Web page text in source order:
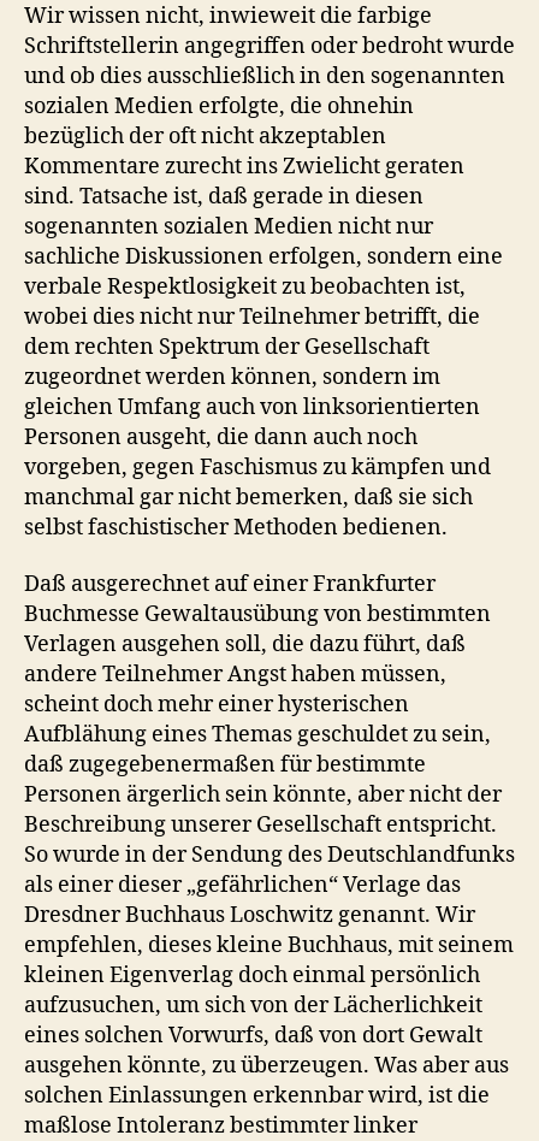
Wir wissen nicht, inwieweit die farbige
Schriftstellerin angegriffen oder bedroht wurde
und ob dies ausschließlich in den sogenannten
sozialen Medien erfolgte, die ohnehin
bezüglich der oft nicht akzeptablen
Kommentare zurecht ins Zwielicht geraten
sind. Tatsache ist, daß gerade in diesen
sogenannten sozialen Medien nicht nur
sachliche Diskussionen erfolgen, sondern eine
verbale Respektlosigkeit zu beobachten ist,
wobei dies nicht nur Teilnehmer betrifft, die
dem rechten Spektrum der Gesellschaft
zugeordnet werden können, sondern im
gleichen Umfang auch von linksorientierten
Personen ausgeht, die dann auch noch
vorgeben, gegen Faschismus zu kämpfen und
manchmal gar nicht bemerken, daß sie sich
selbst faschistischer Methoden bedienen.
Daß ausgerechnet auf einer Frankfurter
Buchmesse Gewaltausübung von bestimmten
Verlagen ausgehen soll, die dazu führt, daß
andere Teilnehmer Angst haben müssen,
scheint doch mehr einer hysterischen
Aufblähung eines Themas geschuldet zu sein,
daß zugegebenermaßen für bestimmte
Personen ärgerlich sein könnte, aber nicht der
Beschreibung unserer Gesellschaft entspricht.
So wurde in der Sendung des Deutschlandfunks
als einer dieser „gefährlichen“ Verlage das
Dresdner Buchhaus Loschwitz genannt. Wir
empfehlen, dieses kleine Buchhaus, mit seinem
kleinen Eigenverlag doch einmal persönlich
aufzusuchen, um sich von der Lächerlichkeit
eines solchen Vorwurfs, daß von dort Gewalt
ausgehen könnte, zu überzeugen. Was aber aus
solchen Einlassungen erkennbar wird, ist die
maßlose Intoleranz bestimmter linker